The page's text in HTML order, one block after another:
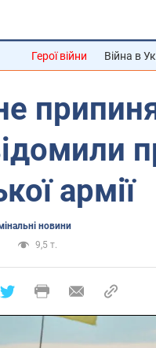
Герої війни Війна в
армії
новини
9,5 т.